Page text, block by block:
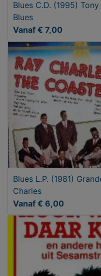
Blues C.D. (1995)
Blues
Vanaf € 7,00
Blues L.P. (1981)
Charles
Vanaf € 6,00